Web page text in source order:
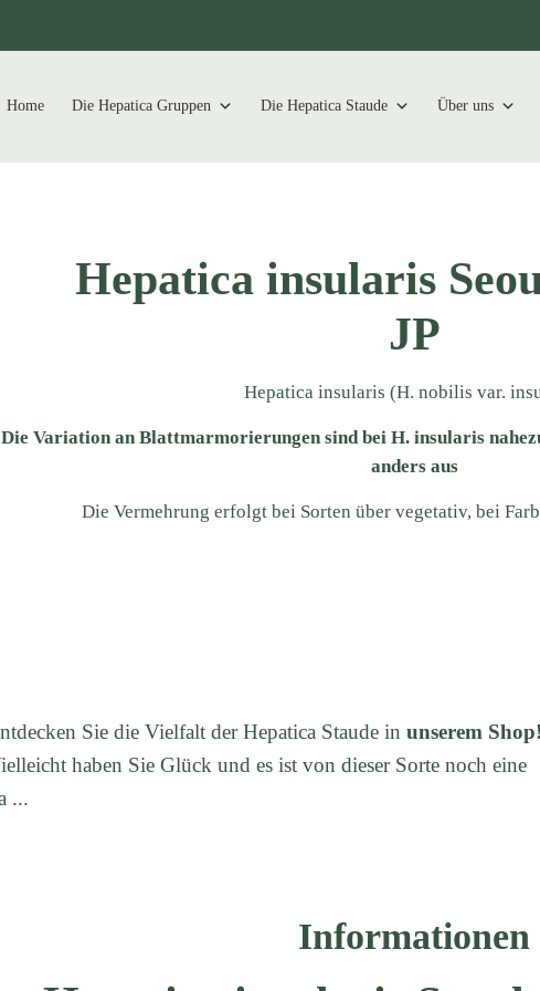
Home Die Hepatica Gruppen Die Hepatica Staude Über uns
Hepatica insularis
JP
Hepatica insularis (H. nobilis var.
Die Variation an Blattmarmorierungen sind bei H. insularis
anders aus
Die Vermehrung erfolgt bei Sorten über vegetativ, bei
Sie die Vielfalt der Hepatica Staude inunserem Shop!
haben Sie Glück und es ist von dieser Sorte noch eine
...
Informationen